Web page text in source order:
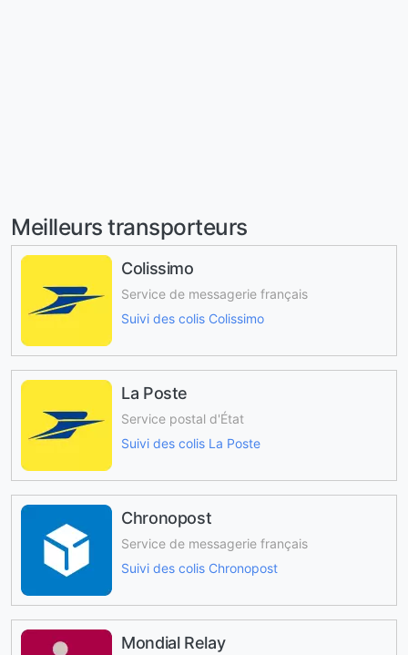
Meilleurs transporteurs
Colissimo
Service de messagerie français
Suivi des colis Colissimo
La Poste
Service postal d'État
Suivi des colis La Poste
Chronopost
Service de messagerie français
Suivi des colis Chronopost
Mondial Relay